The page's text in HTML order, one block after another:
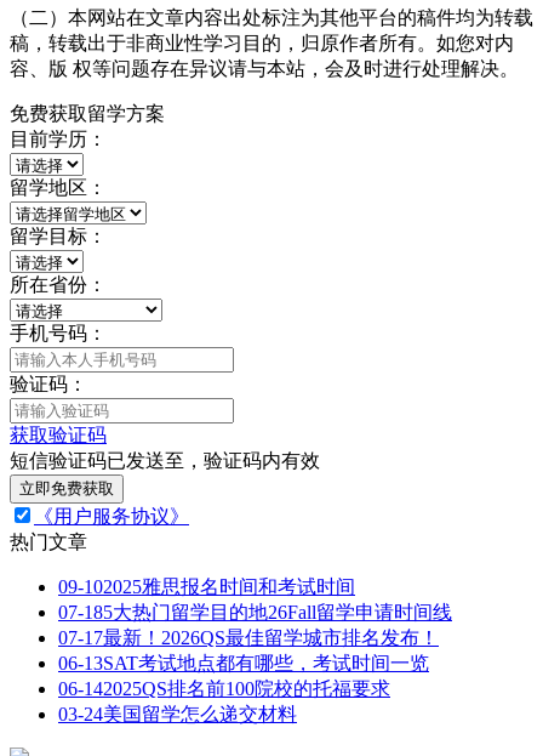
（二）本网站在文章内容出处标注为其他平台的稿件均为转载
稿，转载出于非商业性学习目的，归原作者所有。如您对内
容、版 权等问题存在异议请与本站，会及时进行处理解决。
免费获取留学方案
目前学历：
留学地区：
留学目标：
所在省份：
手机号码：
验证码：
获取验证码
短信验证码已发送至 ，验证码内有效
立即免费获取
《用户服务协议》
热门文章
09-102025雅思报名时间和考试时间
07-185大热门留学目的地26Fall留学申请时间线
07-17最新！2026QS最佳留学城市排名发布！
06-13SAT考试地点都有哪些，考试时间一览
06-142025QS排名前100院校的托福要求
03-24美国留学怎么递交材料